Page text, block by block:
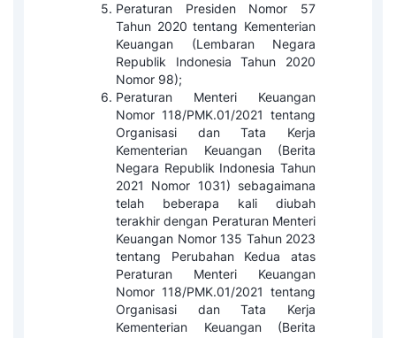
Peraturan Presiden Nomor 57
Tahun 2020 tentang Kementerian
Keuangan (Lembaran Negara
Republik Indonesia Tahun 2020
Nomor 98);
Peraturan Menteri Keuangan
Nomor 118/PMK.01/2021 tentang
Organisasi dan Tata Kerja
Kementerian Keuangan (Berita
Negara Republik Indonesia Tahun
2021 Nomor 1031) sebagaimana
telah beberapa kali diubah
terakhir dengan Peraturan Menteri
Keuangan Nomor 135 Tahun 2023
tentang Perubahan Kedua atas
Peraturan Menteri Keuangan
Nomor 118/PMK.01/2021 tentang
Organisasi dan Tata Kerja
Kementerian Keuangan (Berita